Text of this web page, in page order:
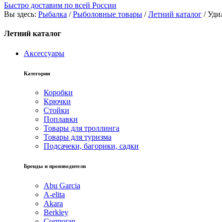
Быстро доставим по всей России
Вы здесь: Рыбалка /Рыболовные товары /Летний каталог /
Летний каталог
Аксессуары
Категории
Коробки
Крючки
Стойки
Поплавки
Товары для троллинга
Товары для туризма
Подсачеки, багорики, садки
Бренды и производители
Abu Garcia
A-elita
Akara
Berkley